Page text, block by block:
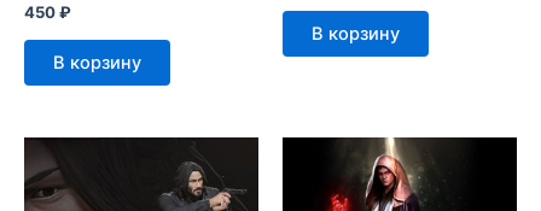
450₽
В корзину
В корзину